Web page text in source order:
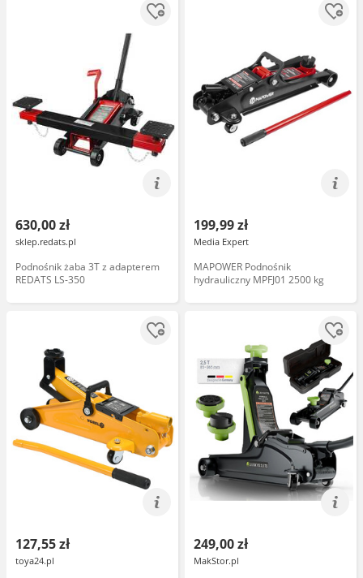
630,00 zł
sklep.redats.pl
Podnośnik żaba 3T z adapterem
REDATS LS-350
199,99 zł
Media Expert
MAPOWER Podnośnik
hydrauliczny MPFJ01 2500 kg
127,55 zł
toya24.pl
249,00 zł
MakStor.pl